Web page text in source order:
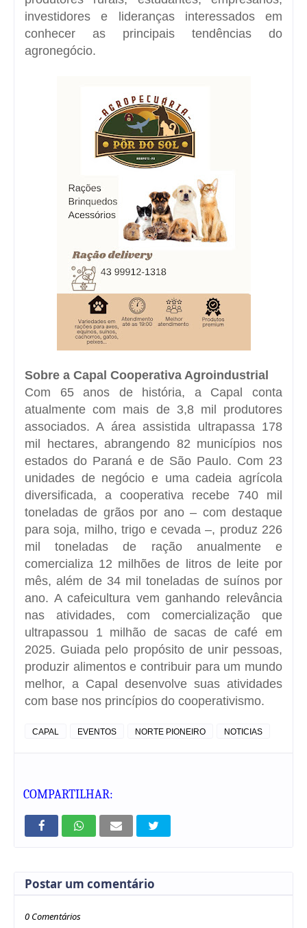
investidores e lideranças interessados em
conhecer as principais tendências do
agronegócio.
Sobre a Capal Cooperativa Agroindustrial
Com 65 anos de história, a Capal conta
atualmente com mais de 3,8 mil produtores
associados. A área assistida ultrapassa 178
mil hectares, abrangendo 82 municípios nos
estados do Paraná e de São Paulo. Com 23
unidades de negócio e uma cadeia agrícola
diversificada, a cooperativa recebe 740 mil
toneladas de grãos por ano – com destaque
parasoja, milho,trigo e cevada –, produz 226
mil toneladas de ração anualmente e
comercializa 12 milhões de litros de leite por
mês, além de 34 mil toneladas de suínos por
ano. A cafeicultura vem ganhando relevância
nas atividades, com comercialização que
ultrapassou 1 milhão de sacas de café em
2025. Guiada pelo propósito de unir pessoas,
produzir alimentos e contribuir para um mundo
melhor, a Capal desenvolve suas atividades
com base nos princípios do cooperativismo.
CAPAL EVENTOS NORTE PIONEIRO NOTICIAS
COMPARTILHAR:
Postar um comentário
0 Comentários